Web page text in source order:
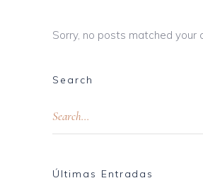
Sorry, no posts matched your
Search
Últimas Entradas